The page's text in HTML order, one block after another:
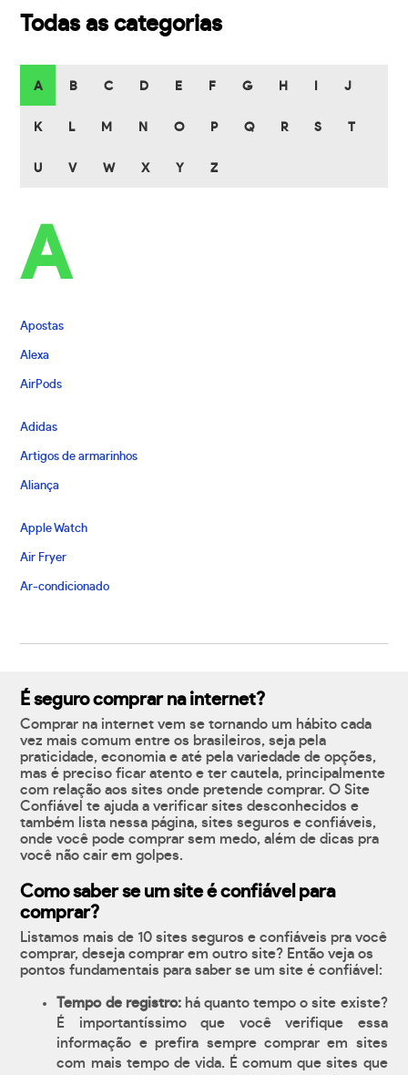
Todas as categorias
A B C D E F G H J
K L M N O P Q R S T
U V W X Y Z
A
Apostas
Alexa
AirPods
Adidas
Artigos de armarinhos
Aliança
Apple Watch
Air Fryer
Ar-condicionado
É seguro comprar na internet?
Comprar na internet vem se tornando um hábito cada
vez mais comum entre os brasileiros, seja pela
praticidade, economia e até pela variedade de opções,
mas é preciso ficar atento e ter cautela, principalmente
com relação aos sites onde pretende comprar. O Site
Confiável te ajuda a verificar sites desconhecidos e
também lista nessa página, sites seguros e confiáveis,
onde você pode comprar sem medo, além de dicas pra
você não cair em golpes.
Como saber se um site é confiável para
comprar?
Listamos mais de 10 sites seguros e confiáveis pra você
comprar, deseja comprar em outro site? Então veja os
pontos fundamentais para saber se um site é confiável:
Tempo de registro:há quanto tempo o site existe?
É importantíssimo que você verifique essa
informação e prefira sempre comprar em sites
com mais tempo de vida. É comum que sites que